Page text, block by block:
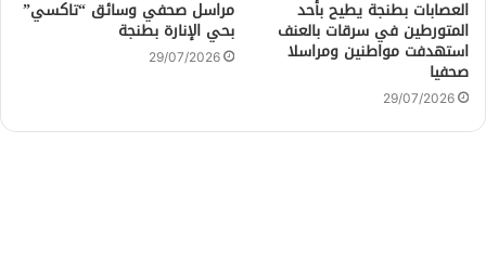
العصابات بطنجة يطيح بأحد
المتورطين في سرقات بالعنف
استهدفت مواطنين ومراسلا
صحفيا
29/07/2026
مراسل صحفي وسائق “تاكسي”
بحي الإنارة بطنجة
29/07/2026